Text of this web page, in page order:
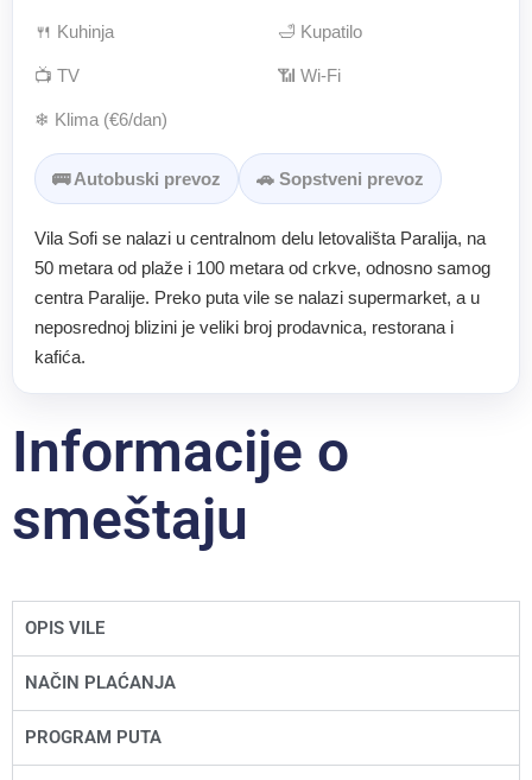
🍴 Kuhinja 🛁 Kupatilo
📺 TV 📶 Wi-Fi
❄ Klima (€6/dan)
🚌 Autobuski prevoz 🚗 Sopstveni prevoz
Vila Sofi se nalazi u centralnom delu letovališta Paralija, na
50 metara od plaže i 100 metara od crkve, odnosno samog
centra Paralije. Preko puta vile se nalazi supermarket, a u
neposrednoj blizini je veliki broj prodavnica, restorana i
kafića.
Informacije o
smeštaju
OPIS VILE
NAČIN PLAĆANJA
PROGRAM PUTA